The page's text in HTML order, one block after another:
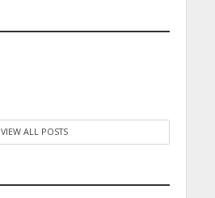
VIEW ALL POSTS